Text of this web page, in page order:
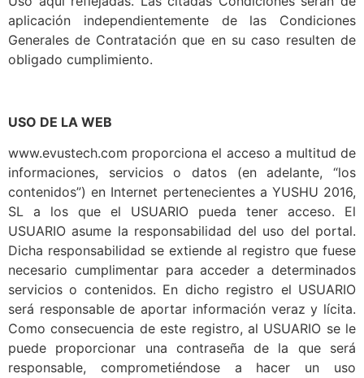
aplicación independientemente de las Condiciones
Generales de Contratación que en su caso resulten de
obligado cumplimiento.
USO DE LA WEB
www.evustech.com proporciona el acceso a multitud de
informaciones, servicios o datos (en adelante, “los
contenidos”) en Internet pertenecientes a YUSHU 2016,
SL a los que el USUARIO pueda tener acceso. El
USUARIO asume la responsabilidad del uso del portal.
Dicha responsabilidad se extiende al registro que fuese
necesario cumplimentar para acceder a determinados
servicios o contenidos. En dicho registro el USUARIO
será responsable de aportar información veraz y lícita.
Como consecuencia de este registro, al USUARIO se le
puede proporcionar una contraseña de la que será
responsable, comprometiéndose a hacer un uso